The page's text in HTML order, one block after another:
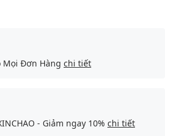
Mọi Đơn Hàng chi tiết
- Giảm ngay 10% chi tiết